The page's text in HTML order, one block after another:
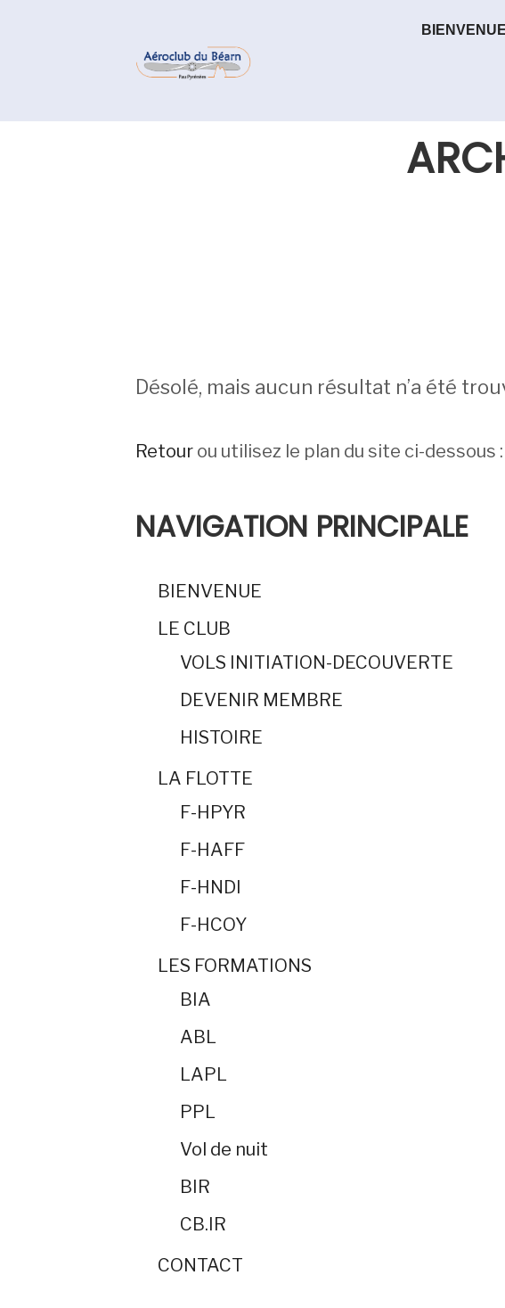
BIENVENUE
Désolé, mais aucun résultat n’a été
Retour ou utilisez le plan du site ci-dessous :
NAVIGATION PRINCIPALE
BIENVENUE
LE CLUB
VOLS INITIATION-DECOUVERTE
DEVENIR MEMBRE
HISTOIRE
LA FLOTTE
F-HPYR
F-HAFF
F-HNDI
F-HCOY
LES FORMATIONS
BIA
ABL
LAPL
PPL
Vol de nuit
BIR
CB.IR
CONTACT